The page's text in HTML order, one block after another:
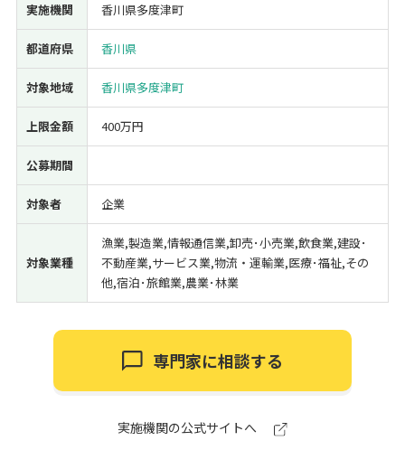
受付中のみ
実施機関 香川県多度津町
都道府県 香川県
対象地域 香川県多度津町
上限金額 400万円
公募期間
対象者 企業
対象業種
漁業,製造業,情報通信業,卸売･小売業,飲食業,建設･
不動産業,サービス業,物流・運輸業,医療･福祉,その
他,宿泊･旅館業,農業･林業
専門家に相談する
実施機関の公式サイトへ